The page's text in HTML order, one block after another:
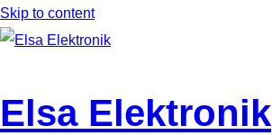
Skip to content
Elsa Elektronik